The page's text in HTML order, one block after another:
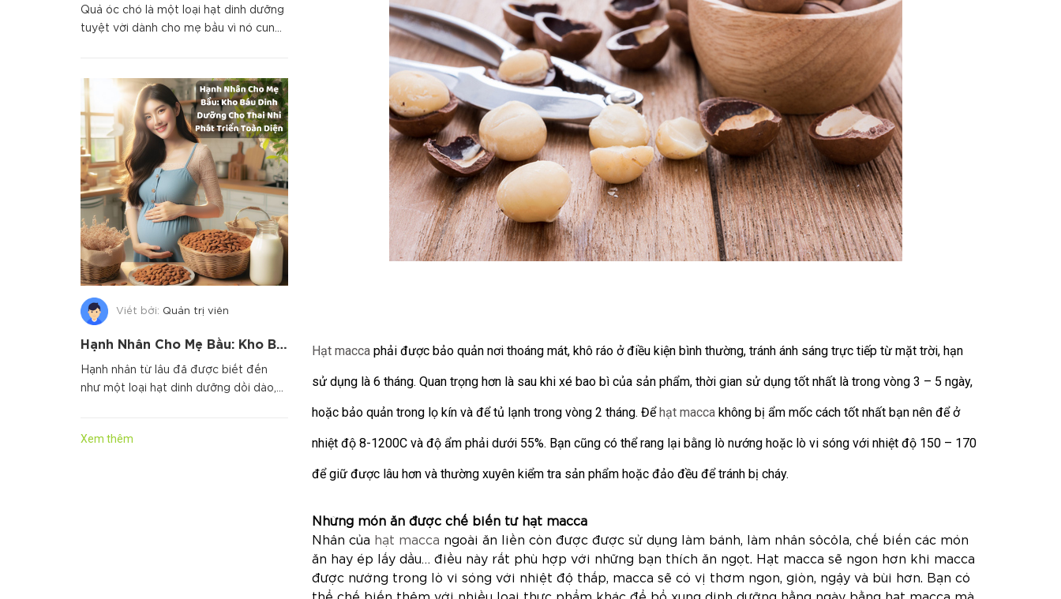
Hạt maccaphải được bảo quản nơi thoáng mát, khô ráo ở điều kiện bình thường, tránh ánh sáng trực tiếp từ mặt trời, hạn
sử dụng là 6 tháng. Quan trọng hơn là sau khi xé bao bì của sản phẩm, thời gian sử dụng tốt nhất là trong vòng 3 – 5 ngày,
hoặc bảo quản trong lọ kín và để tủ lạnh trong vòng 2 tháng. Đểhạt maccakhông bị ẩm mốc cách tốt nhất bạn nên để ở
nhiệt độ 8-1200C và độ ẩm phải dưới 55%. Bạn cũng có thể rang lại bằng lò nướng hoặc lò vi sóng với nhiệt độ 150 – 170
để giữ được lâu hơn và thường xuyên kiểm tra sản phẩm hoặc đảo đều để tránh bị cháy.
Những món ăn được chế biến từ hạt macca
Nhân của hạt macca ngoài ăn liền còn được được sử dụng làm bánh, làm nhân sôcôla, chế biến các món
ăn hay ép lấy dầu… điều này rất phù hợp với những bạn thích ăn ngọt. Hạt macca sẽ ngon hơn khi macca
được nướng trong lò vi sóng với nhiệt độ thấp, macca sẽ có vị thơm ngon, giòn, ngậy và bùi hơn. Bạn có
Quả óc chó là một loại hạt dinh dưỡng
tuyệt vời dành cho mẹ bầu vì nó cung
Viết bởi: Quản trị viên
Hạnh Nhân Cho Mẹ Bầu: Kho Báu Dinh Dưỡng Cho Thai Nhi Phát Triển Toàn Diện
Hạnh nhân từ lâu đã được biết đến
như một loại hạt dinh dưỡng dồi dào,
Xem thêm